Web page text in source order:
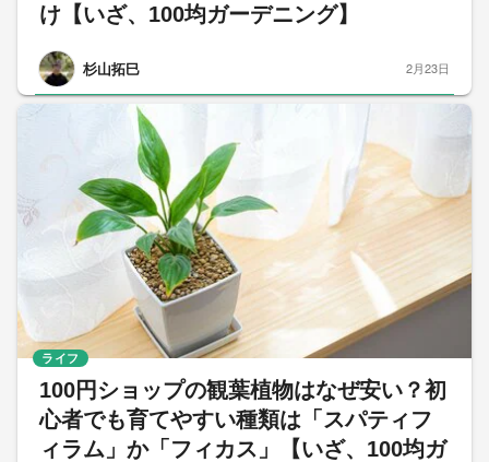
け【いざ、100均ガーデニング】
杉山拓巳 2月23日
100円ショップの観葉植物はなぜ安い？初
心者でも育てやすい種類は「スパティフ
ィラム」か「フィカス」【いざ、100均ガ
ライフ